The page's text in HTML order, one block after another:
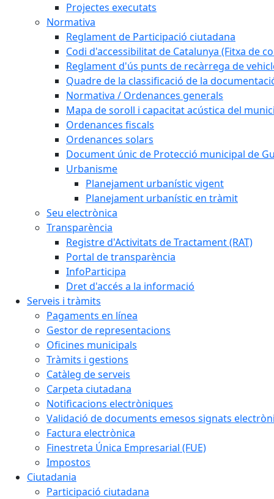
Projectes executats
Normativa
Reglament de Participació ciutadana
Codi d'accessibilitat de Catalunya (Fitxa de
Reglament d'ús punts de recàrrega de
Quadre de la classificació de la
Normativa / Ordenances generals
Mapa de soroll i capacitat acústica del
Ordenances fiscals
Ordenances solars
Document únic de Protecció municipal de
Urbanisme
Planejament urbanístic vigent
Planejament urbanístic en tràmit
Seu electrònica
Transparència
Registre d'Activitats de Tractament (RAT)
Portal de transparència
InfoParticipa
Dret d'accés a la informació
Serveis i tràmits
Pagaments en línea
Gestor de representacions
Oficines municipals
Tràmits i gestions
Catàleg de serveis
Carpeta ciutadana
Notificacions electròniques
Validació de documents emesos signats
Factura electrònica
Finestreta Única Empresarial (FUE)
Impostos
Ciutadania
Participació ciutadana